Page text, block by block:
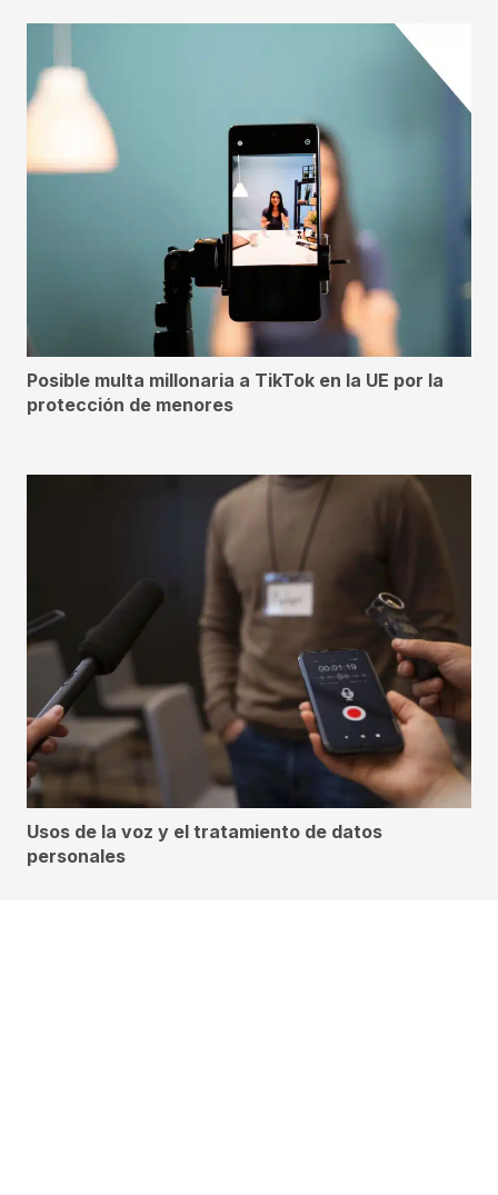
Posible multa millonaria a TikTok en la UE por la
protección de menores
Usos de la voz y el tratamiento de datos
personales